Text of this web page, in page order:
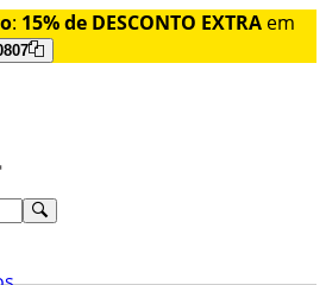
: 15% de DESCONTO EXTRA em